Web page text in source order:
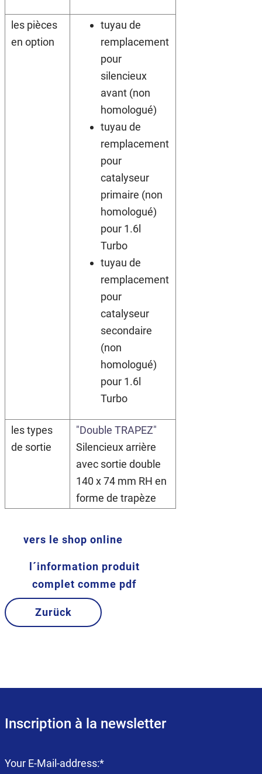
les pièces
en option
tuyau de
remplacement
pour
silencieux
avant (non
homologué)
tuyau de
remplacement
pour
catalyseur
primaire (non
homologué)
pour 1.6l
Turbo
tuyau de
remplacement
pour
catalyseur
secondaire
(non
homologué)
pour 1.6l
Turbo
les types
de sortie
"Double TRAPEZ"
Silencieux arrière
avec sortie double
140 x 74 mm RH en
forme de trapèze
vers le shop online
l´information produit
complet comme pdf
Zurück
Inscription à la newsletter
Champ
Your E-Mail-address:*